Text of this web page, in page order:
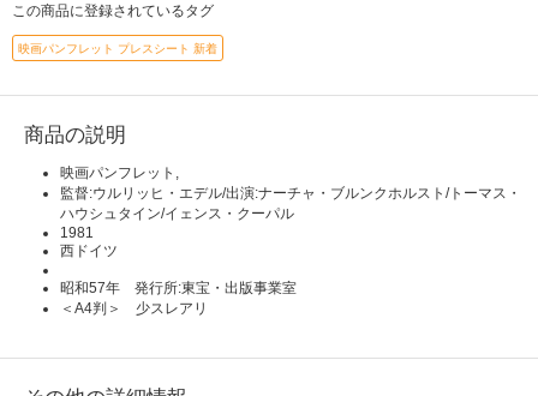
この商品に登録されているタグ
映画パンフレット プレスシート 新着
商品の説明
映画パンフレット,
監督:ウルリッヒ・エデル/出演:ナーチャ・ブルンクホルスト/トーマス・
ハウシュタイン/イェンス・クーパル
1981
西ドイツ
昭和57年 発行所:東宝・出版事業室
＜A4判＞ 少スレアリ